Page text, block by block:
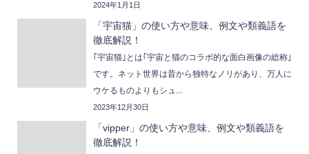
2024年1月1日
「宇宙猫」の使い方や意味、例文や類義語を
徹底解説！
｢宇宙猫｣とは｢宇宙と猫のコラボ的な面白画像の総称｣
です。ネット世界は昔から独特なノリがあり、万人に
ウケるものよりもシュ...
2023年12月30日
「vipper」の使い方や意味、例文や類義語を
徹底解説！